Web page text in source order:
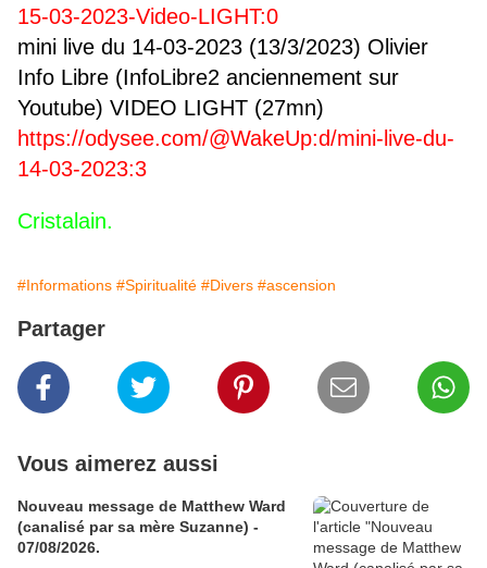
15-03-2023-Video-LIGHT:0
mini live du 14-03-2023 (13/3/2023) Olivier
Info Libre (InfoLibre2 anciennement sur
Youtube) VIDEO LIGHT (27mn)
https://odysee.com/@WakeUp:d/mini-live-du-
14-03-2023:3
Cristalain.
#Informations #Spiritualité #Divers #ascension
Partager
Vous aimerez aussi
Nouveau message de Matthew Ward
(canalisé par sa mère Suzanne) -
07/08/2026.